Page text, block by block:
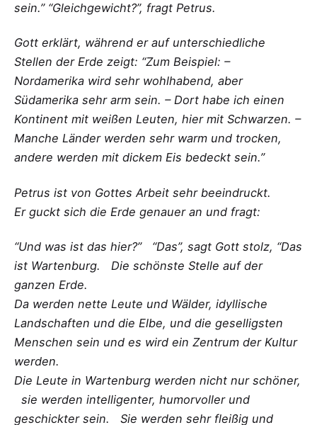
sein.” “Gleichgewicht?”, fragt Petrus.
Gott erklärt, während er auf unterschiedliche
Stellen der Erde zeigt: “Zum Beispiel: –
Nordamerika wird sehr wohlhabend, aber
Südamerika sehr arm sein. – Dort habe ich einen
Kontinent mit weißen Leuten, hier mit Schwarzen. –
Manche Länder werden sehr warm und trocken,
andere werden mit dickem Eis bedeckt sein.”
Petrus ist von Gottes Arbeit sehr beeindruckt.
Er guckt sich die Erde genauer an und fragt:
“Und was ist das hier?” “Das”, sagt Gott stolz, “Das
ist Wartenburg. Die schönste Stelle auf der
ganzen Erde.
Da werden nette Leute und Wälder, idyllische
Landschaften und die Elbe, und die geselligsten
Menschen sein und es wird ein Zentrum der Kultur
werden.
Die Leute in Wartenburg werden nicht nur schöner,
sie werden intelligenter, humorvoller und
geschickter sein. Sie werden sehr fleißig und